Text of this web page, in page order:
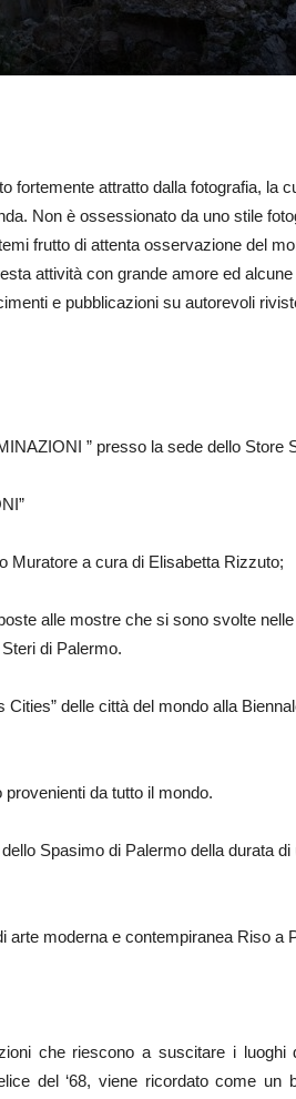
fortemente attratto dalla fotografia, la
Non è ossessionato da uno stile
frutto di attenta osservazione del
attività con grande amore ed
e pubblicazioni su autorevoli
” presso la sede dello Store
Muratore a cura di Elisabetta Rizzuto;
alle mostre che si sono svolte
di Palermo.
delle città del mondo alla
da tutto il mondo.
Spasimo di Palermo della durata
arte moderna e contempiranea Riso a
che riescono a suscitare i luoghi
del ‘68, viene ricordato come un